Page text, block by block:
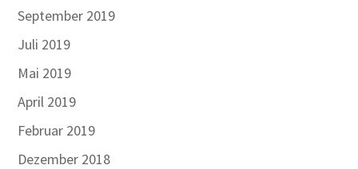
September 2019
Juli 2019
Mai 2019
April 2019
Februar 2019
Dezember 2018